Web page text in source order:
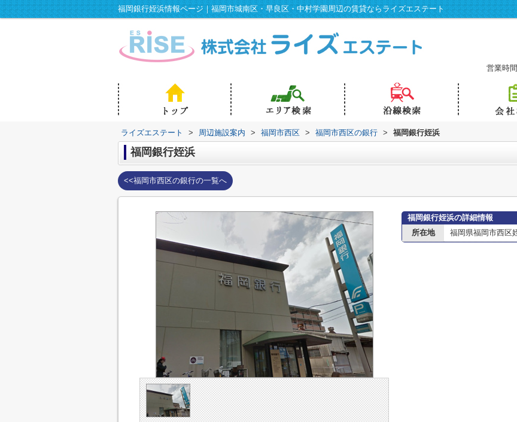
福岡銀行姪浜情報ページ｜福岡市城南区・早良区・中村学園周辺の賃貸ならライズエステート
営業時
ライズエステート > 周辺施設案内 > 福岡市西区 > 福岡市西区の銀行 > 福岡銀行姪浜
福岡銀行姪浜
<<福岡市西区の銀行の一覧へ
福岡銀行姪浜の詳細情報
所在地
福岡県福岡市西区